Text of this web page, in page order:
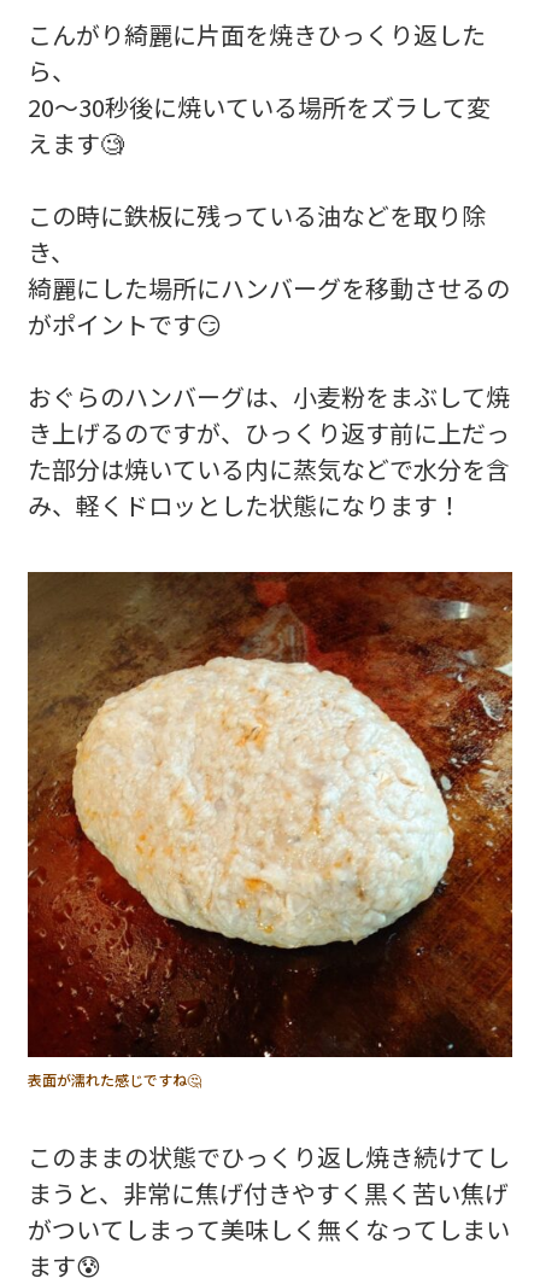
こんがり綺麗に片面を焼きひっくり返した
ら、
20〜30秒後に焼いている場所をズラして変
えます🧐
この時に鉄板に残っている油などを取り除
き、
綺麗にした場所にハンバーグを移動させるの
がポイントです😏
おぐらのハンバーグは、小麦粉をまぶして焼
き上げるのですが、ひっくり返す前に上だっ
た部分は焼いている内に蒸気などで水分を含
み、軽くドロッとした状態になります！
表面が濡れた感じですね🤔
このままの状態でひっくり返し焼き続けてし
まうと、非常に焦げ付きやすく黒く苦い焦げ
がついてしまって美味しく無くなってしまい
ます😰